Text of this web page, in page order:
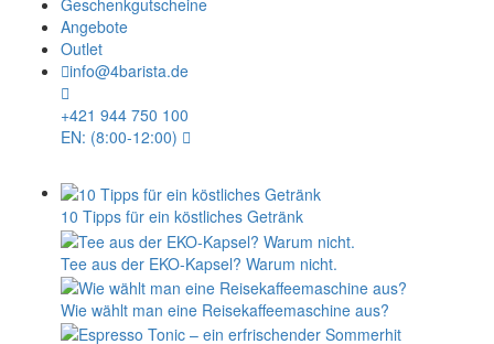
Geschenkgutscheine
Angebote
Outlet
info@4barista.de
+421 944 750 100
EN: (8:00-12:00)
10 Tipps für ein köstliches Getränk
Tee aus der EKO-Kapsel? Warum nicht.
Wie wählt man eine Reisekaffeemaschine aus?